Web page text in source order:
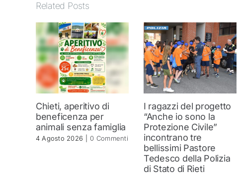
Related Posts
Chieti, aperitivo di
beneficenza per
animali senza famiglia
4 Agosto 2026 0 Commenti
I ragazzi del progetto
“Anche io sono la
Protezione Civile”
incontrano tre
bellissimi Pastore
Tedesco della Polizia
di Stato di Rieti